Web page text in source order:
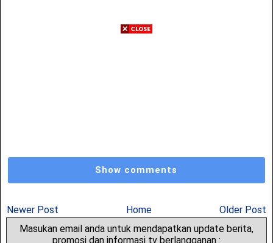
Show comments
Newer Post Home
Older Post
Masukan email anda untuk mendapatkan update berita,
promosi dan informasi tv berlangganan :